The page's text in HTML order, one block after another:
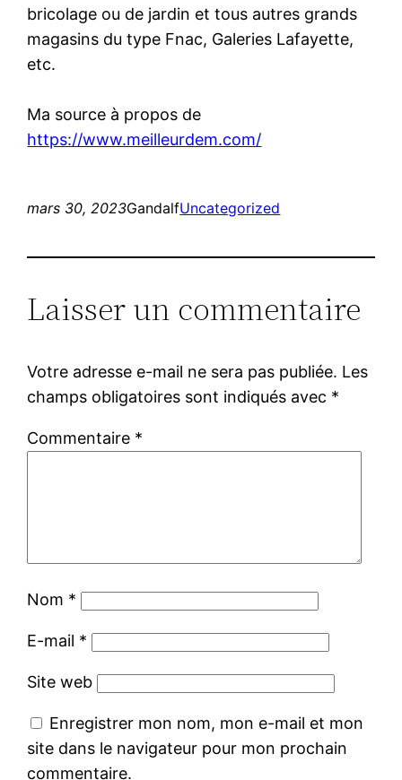
bricolage ou de jardin et tous autres grands
magasins du type Fnac, Galeries Lafayette,
etc.
Ma source à propos de
https://www.meilleurdem.com/
mars 30, 2023GandalfUncategorized
Laisser un commentaire
Votre adresse e-mail ne sera pas publiée. Les
champs obligatoires sont indiqués avec *
Commentaire *
Nom *
E-mail *
Site web
Enregistrer mon nom, mon e-mail et mon
site dans le navigateur pour mon prochain
commentaire.